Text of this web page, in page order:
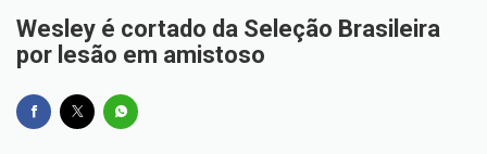
Wesley é cortado da Seleção Brasileira
por lesão em amistoso